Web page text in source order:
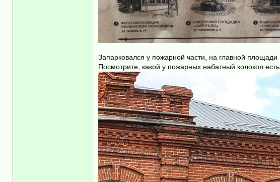
Запарковался у пожарной части, на главной площади
Посмотрите, какой у пожарных набатный колокол есть